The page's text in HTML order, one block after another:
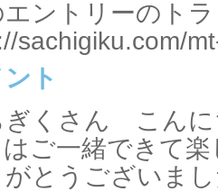
エントリーのト
sachigiku.com/
ト
ぎくさん こんに
ご一緒できて
がとうございま